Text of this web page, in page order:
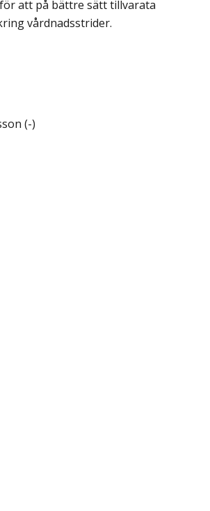
att på bättre sätt tillvarata
vårdnadsstrider.
(-)